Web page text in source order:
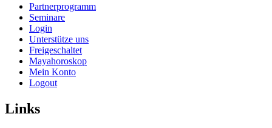
Partnerprogramm
Seminare
Login
Unterstütze uns
Freigeschaltet
Mayahoroskop
Mein Konto
Logout
Links